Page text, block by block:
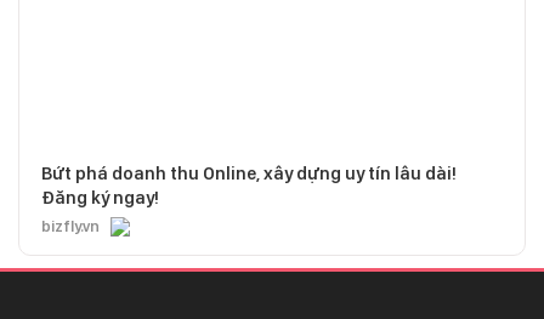
Bứt phá doanh thu Online, xây dựng uy tín lâu dài!
Đăng ký ngay!
bizfly.vn